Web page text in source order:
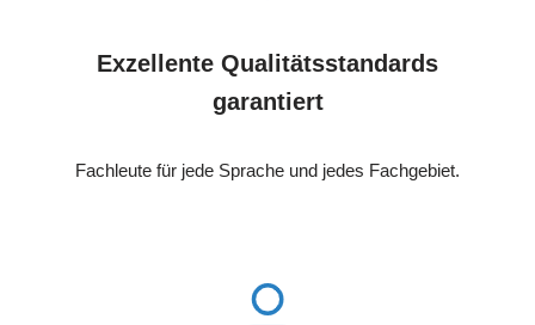
Exzellente Qualitätsstandards
garantiert
Fachleute für jede Sprache und jedes Fachgebiet.